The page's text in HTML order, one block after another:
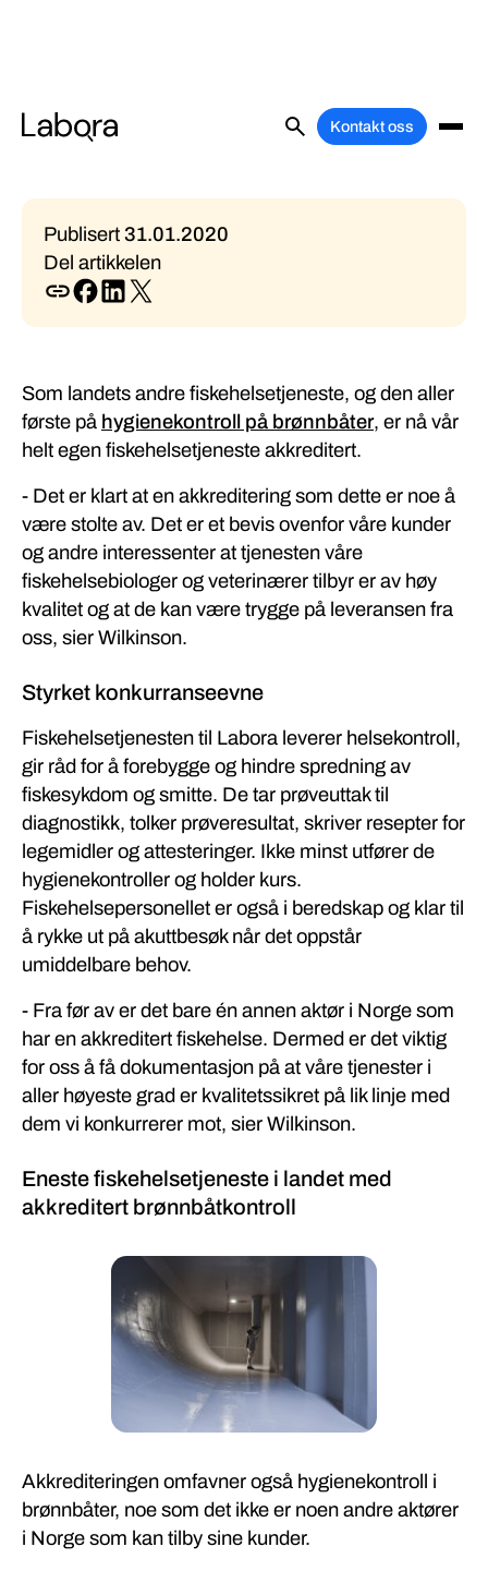
Kontakt oss
Vår fiskehelsetjeneste er
akkreditert!
Som landets andre fiskehelsetjeneste, og den aller
første på hygienekontroll på brønnbåter, er nå vår
helt egen fiskehelsetjeneste akkreditert.
- Det er klart at en akkreditering som dette er noe å
være stolte av. Det er et bevis ovenfor våre kunder
og andre interessenter at tjenesten våre
fiskehelsebiologer og veterinærer tilbyr er av høy
kvalitet og at de kan være trygge på leveransen fra
oss, sier Wilkinson.
Styrket konkurranseevne
Fiskehelsetjenesten til Labora leverer helsekontroll,
gir råd for å forebygge og hindre spredning av
fiskesykdom og smitte. De tar prøveuttak til
diagnostikk, tolker prøveresultat, skriver resepter for
legemidler og attesteringer. Ikke minst utfører de
hygienekontroller og holder kurs.
Fiskehelsepersonellet er også i beredskap og klar til
å rykke ut på akuttbesøk når det oppstår
umiddelbare behov.
- Fra før av er det bare én annen aktør i Norge som
har en akkreditert fiskehelse. Dermed er det viktig
for oss å få dokumentasjon på at våre tjenester i
aller høyeste grad er kvalitetssikret på lik linje med
dem vi konkurrerer mot, sier Wilkinson.
Eneste fiskehelsetjeneste i landet med
akkreditert brønnbåtkontroll
Akkrediteringen omfavner også hygienekontroll i
brønnbåter, noe som det ikke er noen andre aktører
i Norge som kan tilby sine kunder.
Publisert 31.01.2020
Del artikkelen